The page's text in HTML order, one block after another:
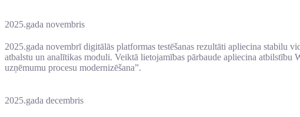
2025.gada novembris
2025.gada novembrī digitālās platformas testēšanas rezultāti apliecina stabilu
atbalstu un analītikas moduli. Veiktā lietojamības pārbaude apliecina
uzņēmumu procesu modernizēšana”.
2025.gada decembris